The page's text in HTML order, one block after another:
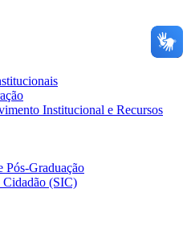
Institucional e Recursos
Pós-Graduação
Cidadão (SIC)